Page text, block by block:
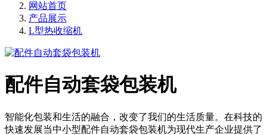
网站首页
产品展示
L型热收缩机
配件自动套袋包装机
智能化包装和生活的融合，改变了我们的生活质量。在科技的
快速发展当中小型配件自动套袋包装机为现代生产企业提供了